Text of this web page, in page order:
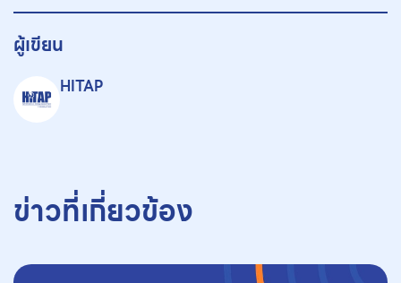
ผู้เขียน
HITAP
ข่าวที่เกี่ยวข้อง